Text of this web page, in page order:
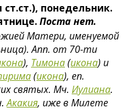
ст.ст.), понедельник.
Поста нет.
Матери, именуемой
Апп. от 70-ти
), Тимона(икона) и
(икона), еп.
святых. Мч. Иулиана.
Акакия, иже в Милете